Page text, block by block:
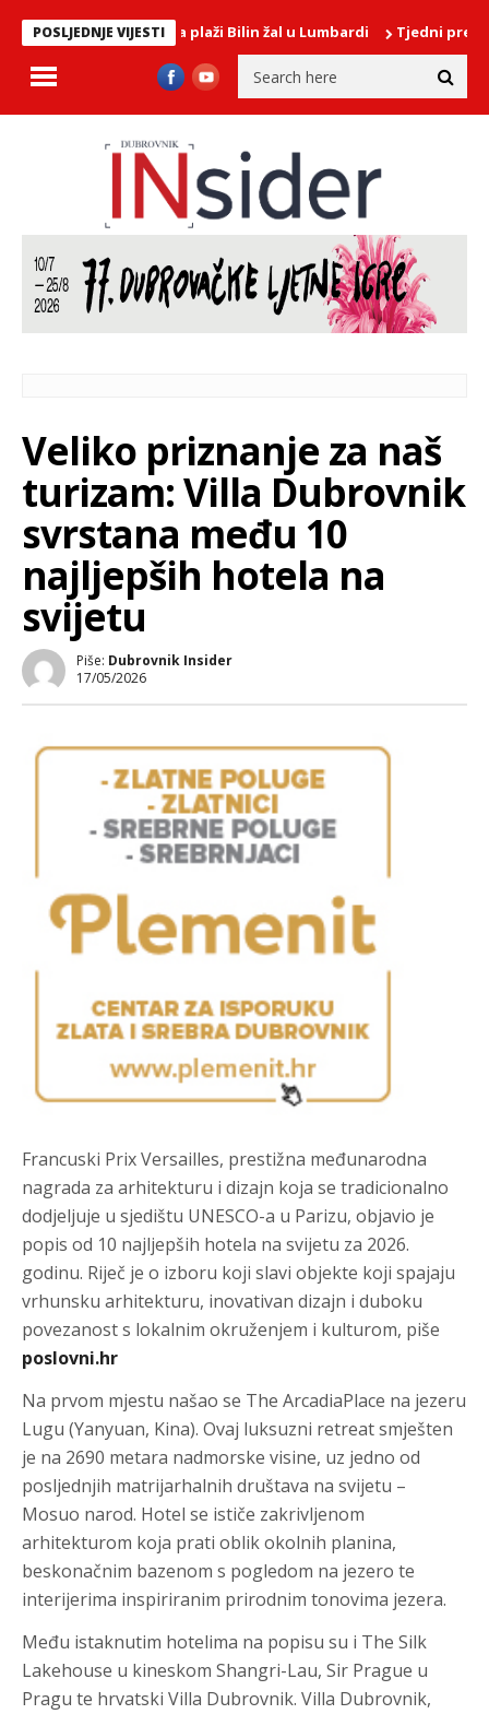
POSLJEDNJE VIJESTI
mora na plaži Bilin žal u Lumbardi Tjedni pregled
Veliko priznanje za naš
turizam: Villa Dubrovnik
svrstana među 10
najljepših hotela na
svijetu
Piše: Dubrovnik Insider
17/05/2026
Francuski Prix Versailles, prestižna međunarodna
nagrada za arhitekturu i dizajn koja se tradicionalno
dodjeljuje u sjedištu UNESCO-a u Parizu, objavio je
popis od 10 najljepših hotela na svijetu za 2026.
godinu. Riječ je o izboru koji slavi objekte koji spajaju
vrhunsku arhitekturu, inovativan dizajn i duboku
povezanost s lokalnim okruženjem i kulturom, piše
poslovni.hr
Na prvom mjestu našao se The ArcadiaPlace na jezeru
Lugu (Yanyuan, Kina). Ovaj luksuzni retreat smješten
je na 2690 metara nadmorske visine, uz jedno od
posljednjih matrijarhalnih društava na svijetu –
Mosuo narod. Hotel se ističe zakrivljenom
arhitekturom koja prati oblik okolnih planina,
beskonačnim bazenom s pogledom na jezero te
interijerima inspiriranim prirodnim tonovima jezera.
Među istaknutim hotelima na popisu su i The Silk
Lakehouse u kineskom Shangri-Lau, Sir Prague u
Pragu te hrvatski Villa Dubrovnik. Villa Dubrovnik,